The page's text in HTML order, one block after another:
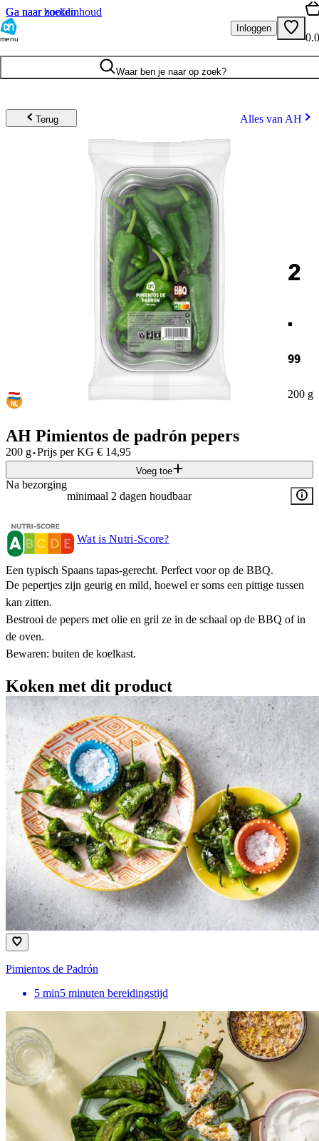
Ga naar hoofdinhoud
Ga naar zoeken
menu
Inloggen
Waar ben je naar op zoek?
Terug Alles van AH
2
.
99
200 g
AH Pimientos de padrón pepers
200 g·Prijs per KG € 14,95
Voeg toe
Na bezorging
minimaal 2 dagen houdbaar
Wat is Nutri-Score?
Een typisch Spaans tapas-gerecht. Perfect voor op de BBQ.
De pepertjes zijn geurig en mild, hoewel er soms een pittige tussen
kan zitten.
Bestrooi de pepers met olie en gril ze in de schaal op de BBQ of in
de oven.
Bewaren: buiten de koelkast.
Koken met dit product
Pimientos de Padrón
5 min5 minuten bereidingstijd